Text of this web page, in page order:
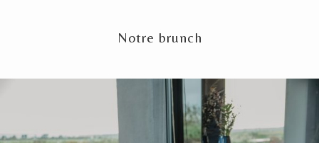
Notre brunch